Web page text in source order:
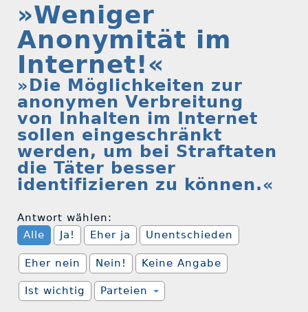
»Weniger
Anonymität im
Internet!«
»Die Möglichkeiten zur
anonymen Verbreitung
von Inhalten im Internet
sollen eingeschränkt
werden, um bei Straftaten
die Täter besser
identifizieren zu können.«
Antwort wählen:
Alle
Ja! Eher ja Unentschieden
Eher nein Nein! Keine Angabe
Ist wichtig Parteien